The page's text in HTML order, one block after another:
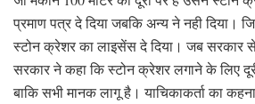
प्रमाण पत्र दे दिया जबकि अन्य ने नही दिया।
स्टोन क्रेशर का लाइसेंस दे दिया। जब सरकार
सरकार ने कहा कि स्टोन क्रेशर लगाने के लिए
बाकि सभी मानक लागू है। याचिकाकर्ता का